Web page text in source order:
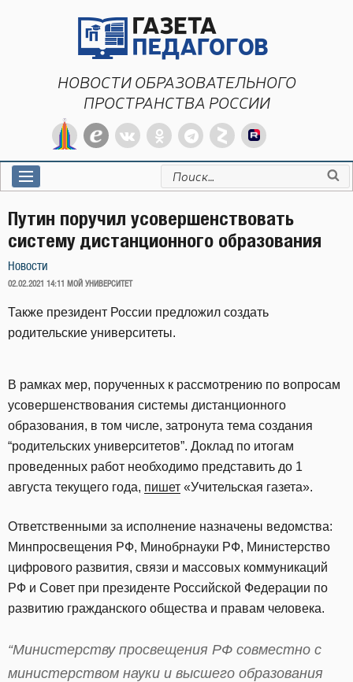
НОВОСТИ ОБРАЗОВАТЕЛЬНОГО
ПРОСТРАНСТВА РОССИИ
Искать:
Путин поручил усовершенствовать
систему дистанционного образования
Новости
ОПУБЛИКОВАНО
02.02.2021 14:11 МОЙ УНИВЕРСИТЕТ
Также президент России предложил создать
родительские университеты.
В рамках мер, порученных к рассмотрению по вопросам
усовершенствования системы дистанционного
образования, в том числе, затронута тема создания
“родительских университетов”. Доклад по итогам
проведенных работ необходимо представить до 1
августа текущего года, пишет «Учительская газета».
Ответственными за исполнение назначены ведомства:
Минпросвещения РФ, Минобрнауки РФ, Министерство
цифрового развития, связи и массовых коммуникаций
РФ и Совет при президенте Российской Федерации по
развитию гражданского общества и правам человека.
“Министерству просвещения РФ совместно с
министерством науки и высшего образования